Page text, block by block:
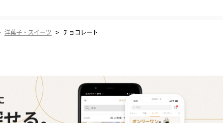
洋菓子・スイーツ > チョコレート